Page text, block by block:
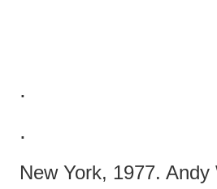
.
.
New York, 1977.